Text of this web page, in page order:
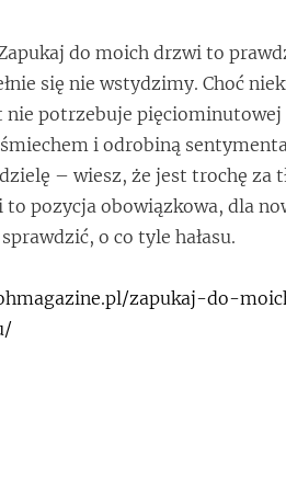
do moich drzwi to
się nie wstydzimy. Choć
potrzebuje pięciominutowej
i odrobiną
– wiesz, że jest trochę za
to pozycja obowiązkowa, dla
o co tyle hałasu.
zapukaj-do-